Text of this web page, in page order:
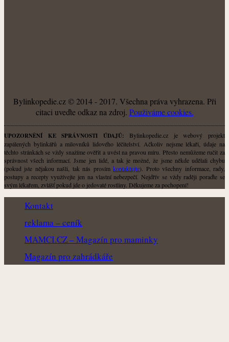
Bylinkopedie.cz © 2014 - 2017. Všechna práva vyhrazena. Při
citaci uveďte odkaz na zdroj. Použiváme cookies.
UPOZORNĚNÍ KE SPRÁVNOSTI ÚDAJŮ: Bylinkopedie.cz je webový projekt
zapálených bylinkářů a milovníků lidového léčitelství. Ačkoliv nejsme lékaři, údaje na
těchto stránkách se vždy snažíme ověřit a uvést na pravou míru. Přesto nemůžeme ručit za
správnost všech informací. Jsme jen lidé, a tak je možné, že jsme někde udělali chybu
(pokud jste nějakou našli, tak nás prosímkontaktujte). Proto všechny informace, rady,
postupy a recepty využívejte jen na vlastní nebezpečí. Nejdřív se vždy raději poraďte se
svým lékařem, zvlášť pokud jde o jedovaté rostliny. Děkujeme za pochopení!
Kontakt
reklama – ceník
MAMCI.CZ – Magazín pro maminky
Magazín pro zahrádkáře